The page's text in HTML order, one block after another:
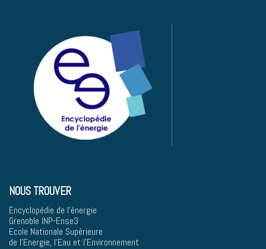
NOUS TROUVER
Encyclopédie de l'énergie
Grenoble INP-Ense3
Ecole Nationale Supérieure
de l'Energie, l'Eau et l'Environnement